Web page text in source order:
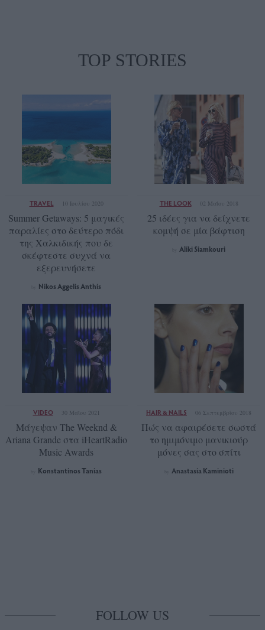
TOP STORIES
TRAVEL 10 Ιουλίου 2020
Summer Getaways: 5 μαγικές
παραλίες στο δεύτερο πόδι
της Χαλκιδικής που δε
σκέφτεστε συχνά να
εξερευνήσετε
Νikos Aggelis Anthis
THE LOOK 02 Μαΐου 2018
25 ιδέες για να δείχνετε
κομψή σε μία βάφτιση
Aliki Siamkouri
VIDEO 30 Μαΐου 2021
Μάγεψαν The Weeknd &
Ariana Grande στα iHeartRadio
Music Awards
Konstantinos Tanias
HAIR & NAILS 06 Σεπτεμβρίου 2018
Πώς να αφαιρέσετε σωστά
το ημιμόνιμο μανικιούρ
μόνες σας στο σπίτι
Anastasia Kaminioti
FOLLOW US